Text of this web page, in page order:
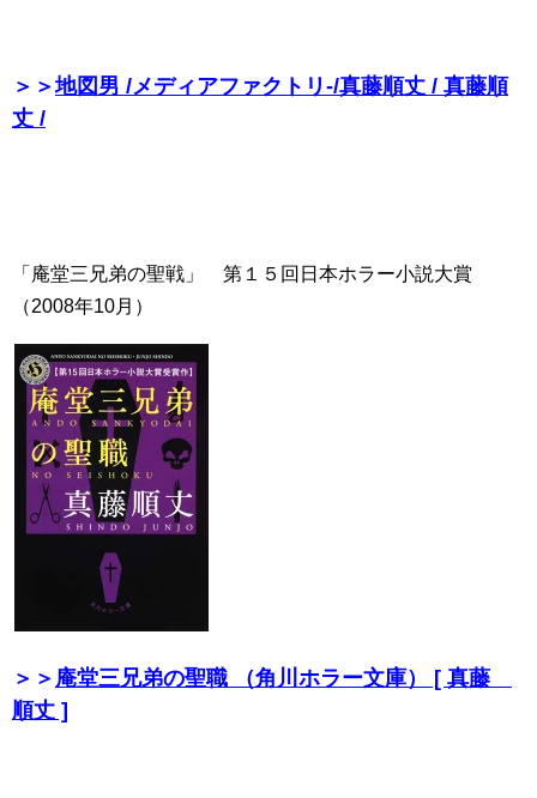
＞＞地図男 /メディアファクトリ-/真藤順丈 / 真藤順
丈 /
「庵堂三兄弟の聖戦」 第１５回日本ホラー小説大賞
（2008年10月）
＞＞ 庵堂三兄弟の聖職 （角川ホラー文庫） [ 真藤
順丈 ]